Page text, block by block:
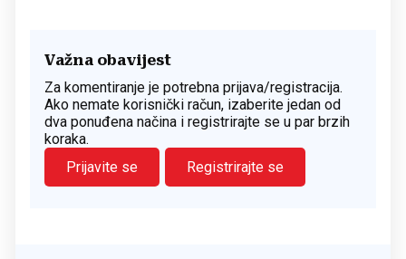
Važna obavijest
Za komentiranje je potrebna prijava/registracija.
Ako nemate korisnički račun, izaberite jedan od
dva ponuđena načina i registrirajte se u par brzih
koraka.
Prijavite se
Registrirajte se